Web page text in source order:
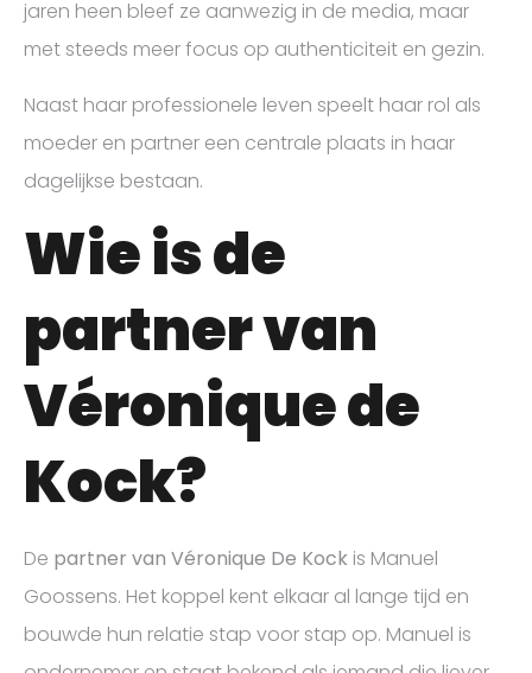
jaren heen bleef ze aanwezig in de media, maar
met steeds meer focus op authenticiteit en gezin.
Naast haar professionele leven speelt haar rol als
moeder en partner een centrale plaats in haar
dagelijkse bestaan.
Wie is de
partner van
Véronique de
Kock?
De partner van Véronique De Kock is Manuel
Goossens. Het koppel kent elkaar al lange tijd en
bouwde hun relatie stap voor stap op. Manuel is